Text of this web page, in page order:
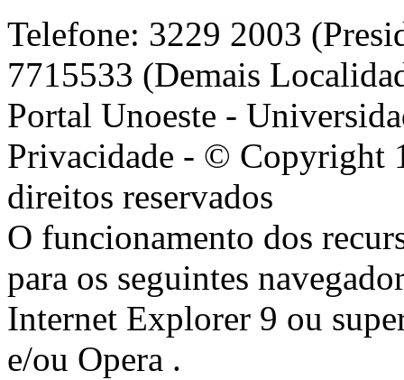
Telefone: 3229 2003
7715533 (Demais
Portal Unoeste -
Privacidade - © Copyright
direitos reservados
O funcionamento dos
para os seguintes
Internet Explorer 9 ou
e/ou Opera .